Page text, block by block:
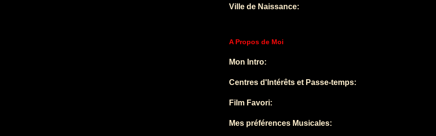
Ville de Naissance:
A Propos de Moi
Mon Intro:
Centres d'Intérêts et Passe-temps:
Film Favori:
Mes préférences Musicales: